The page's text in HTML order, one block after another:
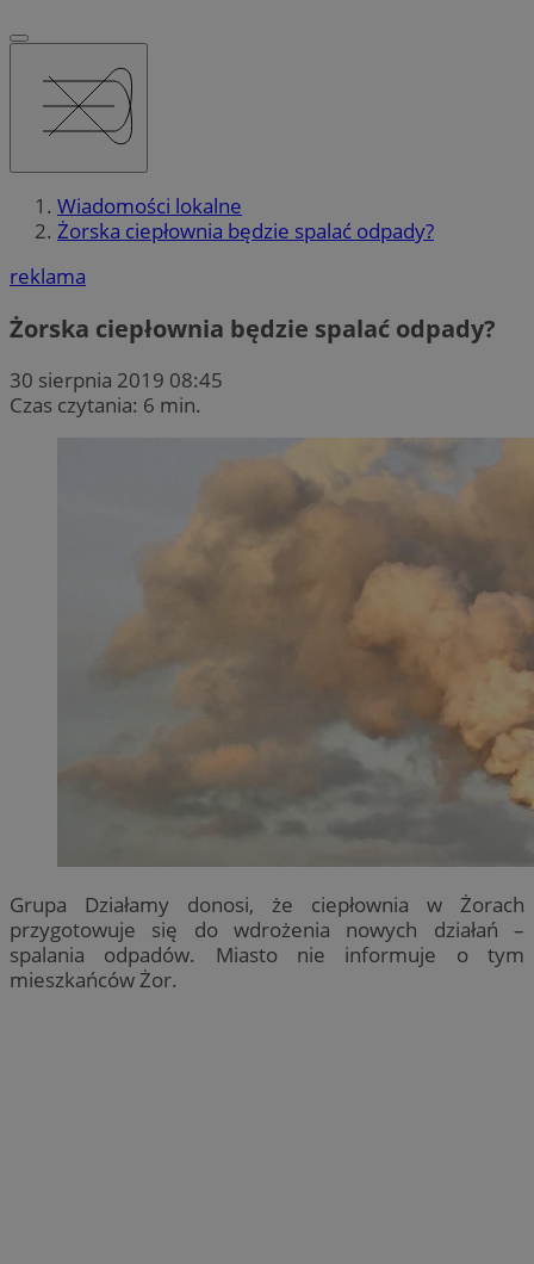
Wiadomości lokalne
Żorska ciepłownia będzie spalać odpady?
reklama
Żorska ciepłownia będzie spalać odpady?
30 sierpnia 2019 08:45
Czas czytania: 6 min.
Grupa Działamy donosi, że ciepłownia w Żorach
przygotowuje się do wdrożenia nowych działań –
spalania odpadów. Miasto nie informuje o tym
mieszkańców Żor.